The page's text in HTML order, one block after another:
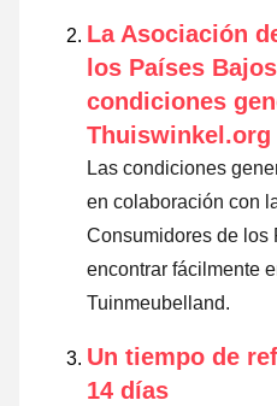
La Asociación
los Países
condiciones
Thuiswinkel.org
Las condiciones
en colaboración con
Consumidores de los
encontrar fácilmente
Tuinmeubelland.
Un tiempo de
14 días